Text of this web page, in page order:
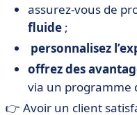
assurez-vous de
fluide ;
personnalisez
offrez des
via un programme
👉 Avoir un client